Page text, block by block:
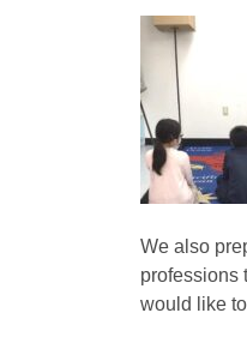
We also
professions
would like